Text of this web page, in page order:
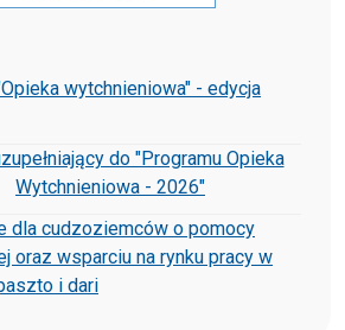
wytchnieniowa" - edycja
do "Programu Opieka
Wytchnieniowa - 2026"
dla cudzoziemców o pomocy
oraz wsparciu na rynku pracy w
i dari